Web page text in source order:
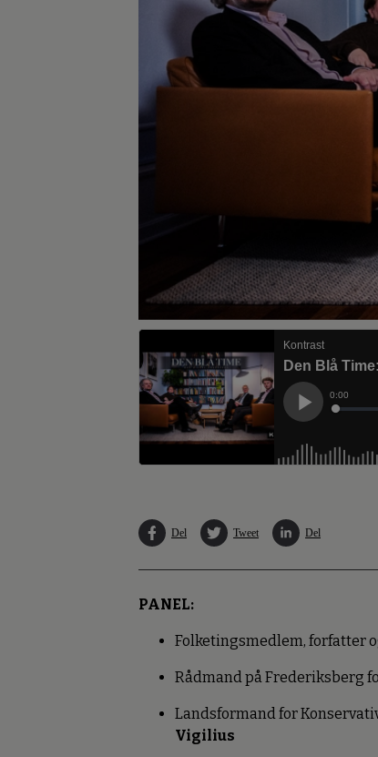
Del Tweet Del
PANEL:
Folketingsmedlem, forfatter
Rådmand på Frederiksberg
Landsformand for
Vigilius